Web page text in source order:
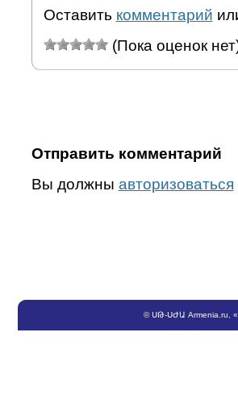
Оставить комментарий
(Пока оценок
Отправить комментарий
Вы должны авторизоваться
©ՍԹ-ՍԺԱ Armenia.ru ,